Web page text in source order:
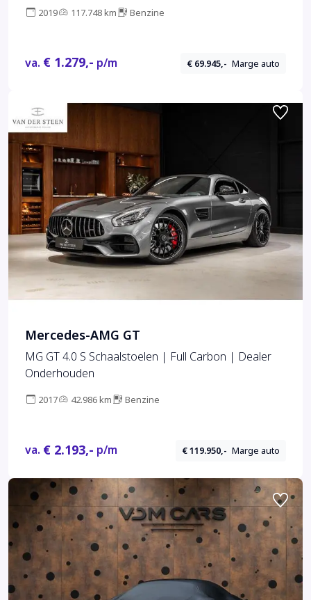
2019 117.748 km Benzine
va. € 1.279,- p/m € 69.945,- Marge auto
Mercedes-AMG GT
MG GT 4.0 S Schaalstoelen | Full Carbon | Dealer
Onderhouden
2017 42.986 km Benzine
va. € 2.193,- p/m € 119.950,- Marge auto